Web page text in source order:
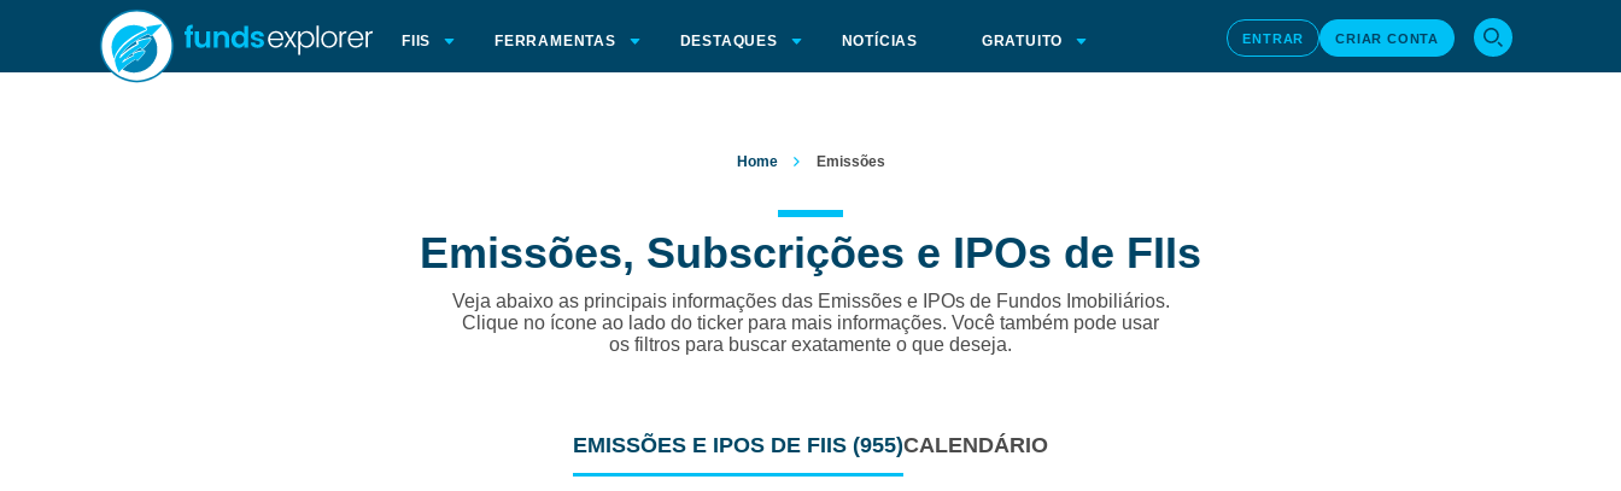
FIIS FERRAMENTAS DESTAQUES NOTÍCIAS GRATUITO ENTRAR CRIAR CONTA
Home Emissões
Emissões, Subscrições e IPOs de FIIs
Veja abaixo as principais informações das Emissões e IPOs de Fundos Imobiliários.
Clique no ícone ao lado do ticker para mais informações. Você também pode usar
os filtros para buscar exatamente o que deseja.
EMISSÕES E IPOS DE FIIS (955)CALENDÁRIO